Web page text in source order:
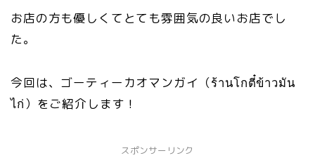
お店の方も優しくてとても雰囲気の良いお店でし
た。
今回は、ゴーティーカオマンガイ（ร้านโกตี๋ข้าวมัน
ไก่）をご紹介します！
スポンサーリンク